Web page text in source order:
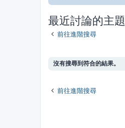
最近討論的主題
前往進階搜尋
沒有搜尋到符合的結果。
前往進階搜尋